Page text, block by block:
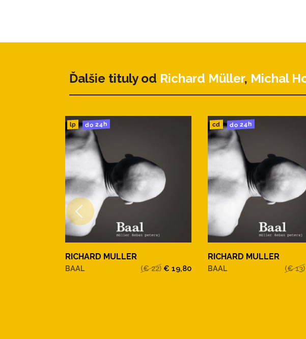
Ďalšie tituly od Richard Müller, Michal
lp do 24h
RICHARD MULLER
BAAL (€ 22) € 19,80
cd do 24h
RICHARD MULLER
BAAL (€ 13)